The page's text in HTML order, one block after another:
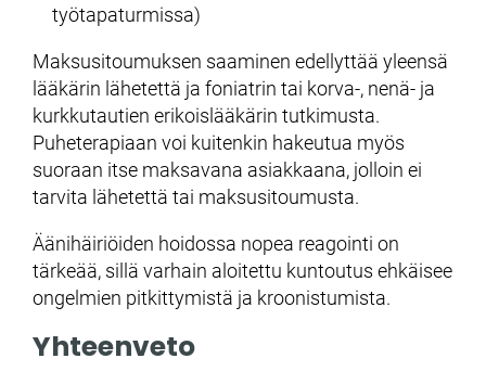
työtapaturmissa)
Maksusitoumuksen saaminen edellyttää yleensä
lääkärin lähetettä ja foniatrin tai korva-, nenä- ja
kurkkutautien erikoislääkärin tutkimusta.
Puheterapiaan voi kuitenkin hakeutua myös
suoraan itse maksavana asiakkaana, jolloin ei
tarvita lähetettä tai maksusitoumusta.
Äänihäiriöiden hoidossa nopea reagointi on
tärkeää, sillä varhain aloitettu kuntoutus ehkäisee
ongelmien pitkittymistä ja kroonistumista.
Yhteenveto